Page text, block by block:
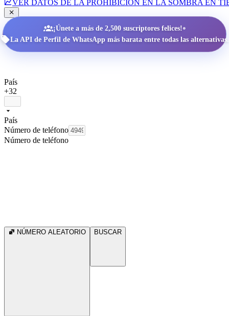
VER DATOS DE LA PROHIBICIÓN EN LA SOMBRA EN
¡Únete a más de 2,500 suscriptores felices!•
La API de Perfil de WhatsApp más barata entre todas las alternativas.
País
+32
País
Número de teléfono
Número de teléfono
NÚMERO ALEATORIO BUSCAR